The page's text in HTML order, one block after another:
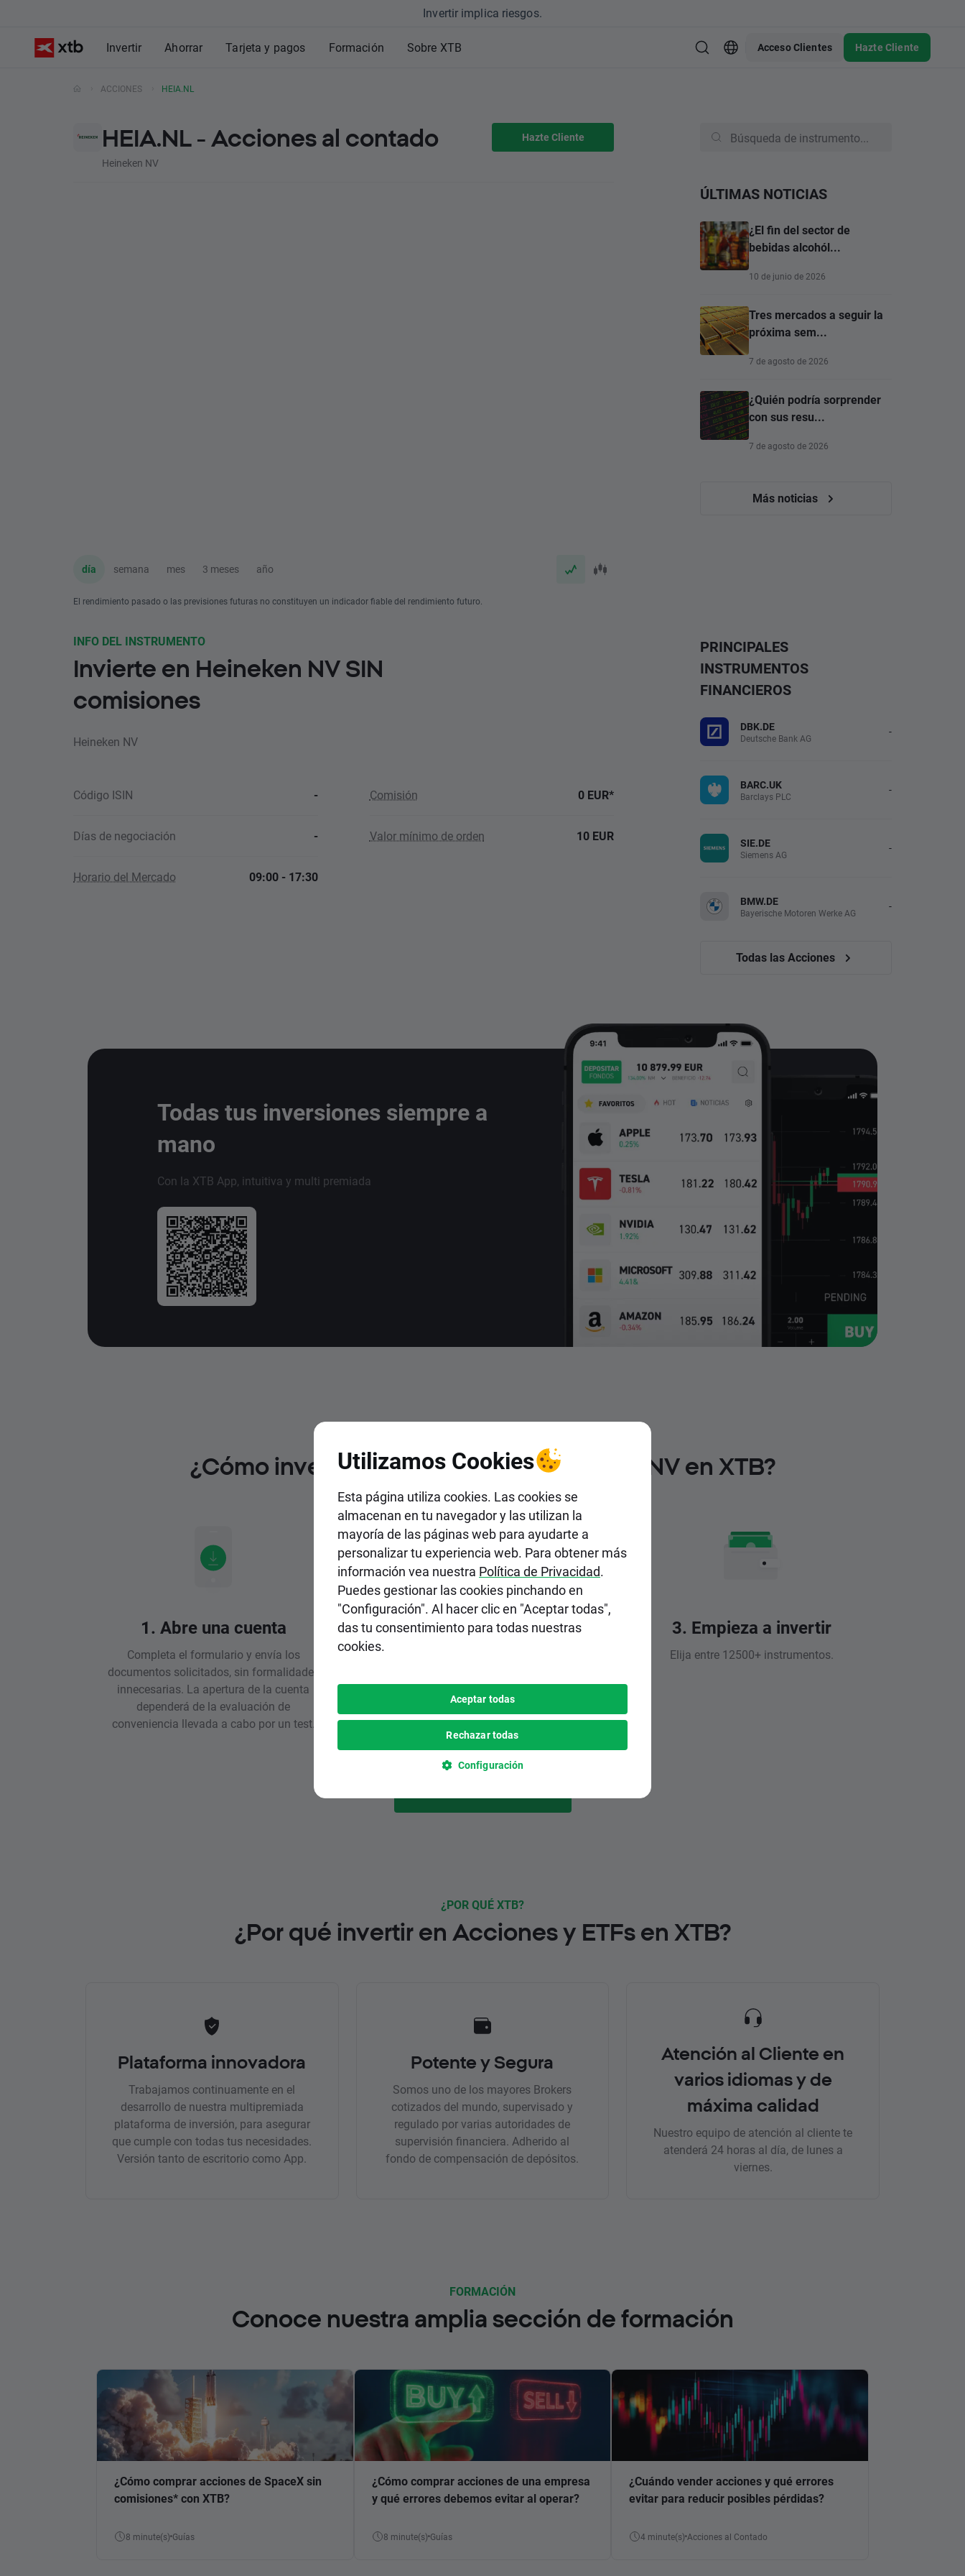
Invertir implica riesgos.
Invertir Ahorrar Tarjeta y pagos Formación Sobre XTB Acceso Clientes Hazte Cliente
ACCIONES HEIA.NL
HEIA.NL - Acciones al contado
Heineken NV
Hazte Cliente
día semana mes 3 meses año
El rendimiento pasado o las previsiones futuras no constituyen un indicador fiable del rendimiento futuro.
ÚLTIMAS NOTICIAS
¿El fin del sector de
bebidas alcohól...
10 de junio de 2026
Tres mercados a seguir la
próxima sem...
7 de agosto de 2026
¿Quién podría sorprender
con sus resu...
7 de agosto de 2026
Más noticias
INFO DEL INSTRUMENTO
Invierte en Heineken NV SIN
comisiones
Heineken NV
Código ISIN - Comisión 0 EUR*
Días de negociación - Valor mínimo de orden 10 EUR
Horario del Mercado 09:00 - 17:30
PRINCIPALES
INSTRUMENTOS
FINANCIEROS
DBK.DE
Deutsche Bank AG -
BARC.UK
Barclays PLC -
SIE.DE
Siemens AG -
BMW.DE
Bayerische Motoren Werke AG -
Todas las Acciones
Todas tus inversiones siempre a
mano
Con la XTB App, intuitiva y multi premiada
¿Cómo invertir en Acciones de Heineken NV en XTB?
1. Abre una cuenta
Completa el formulario y envía los
documentos solicitados, sin formalidades
innecesarias. La apertura de la cuenta
dependerá de la evaluación de
conveniencia llevada a cabo por un test.
2. Realiza un depósito
inlcuyendo pagos instantáneos y
gratuitos.
3. Empieza a invertir
Elija entre 12500+ instrumentos.
¿POR QUÉ XTB?
¿Por qué invertir en Acciones y ETFs en XTB?
Plataforma innovadora
Trabajamos continuamente en el
desarrollo de nuestra multipremiada
plataforma de inversión, para asegurar
que cumple con todas tus necesidades.
Versión tanto de escritorio como App.
Potente y Segura
Somos uno de los mayores Brokers
cotizados del mundo, supervisado y
regulado por varias autoridades de
supervisión financiera. Adherido al
fondo de compensación de depósitos.
Atención al Cliente en
varios idiomas y de
máxima calidad
Nuestro equipo de atención al cliente te
atenderá 24 horas al día, de lunes a
viernes.
FORMACIÓN
Conoce nuestra amplia sección de formación
¿Cómo comprar acciones de SpaceX sin
comisiones* con XTB?
8 minute(s) Guías
¿Cómo comprar acciones de una empresa
y qué errores debemos evitar al operar?
8 minute(s) Guías
¿Cuándo vender acciones y qué errores
evitar para reducir posibles pérdidas?
4 minute(s) Acciones al Contado
Utilizamos Cookies
Esta página utiliza cookies. Las cookies se
almacenan en tu navegador y las utilizan la
mayoría de las páginas web para ayudarte a
personalizar tu experiencia web. Para obtener más
información vea nuestra Política de Privacidad.
Puedes gestionar las cookies pinchando en
"Configuración". Al hacer clic en "Aceptar todas",
das tu consentimiento para todas nuestras
cookies.
Aceptar todas
Rechazar todas
Configuración